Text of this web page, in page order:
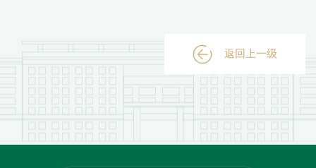
返回上一级